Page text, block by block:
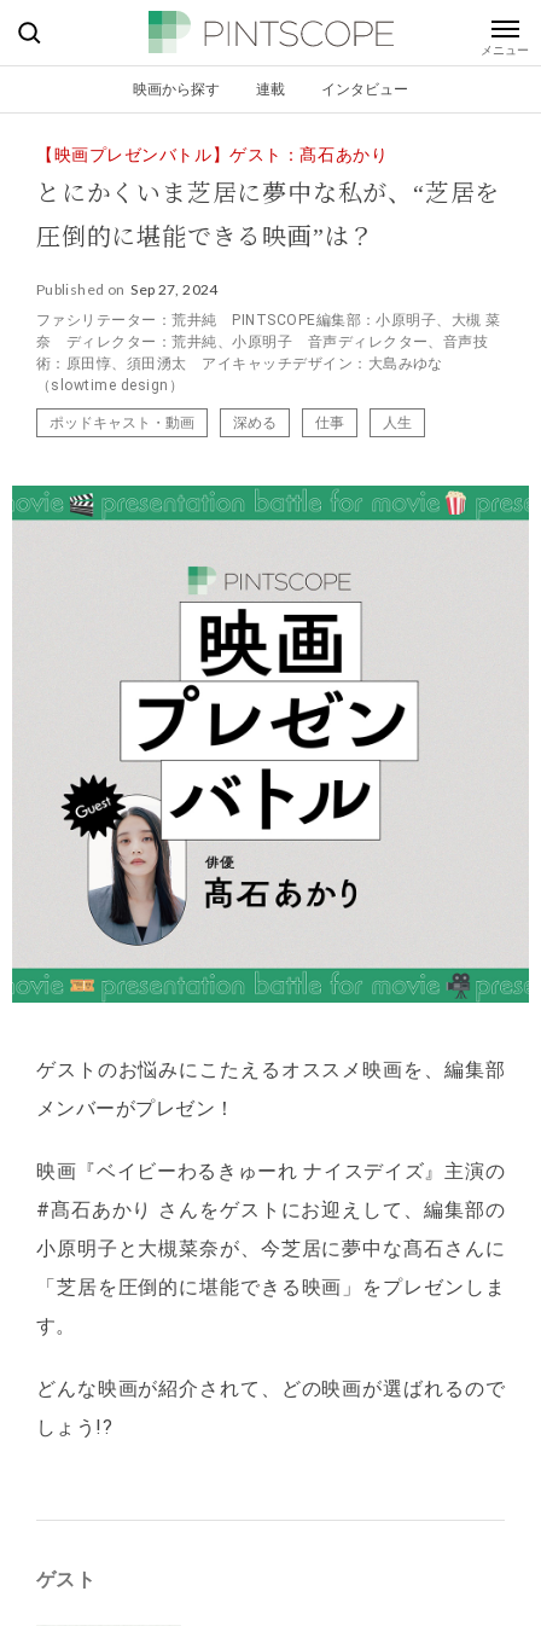
映画から探す 連載 インタビュー
【映画プレゼンバトル】ゲスト：髙石あかり
とにかくいま芝居に夢中な私が、“芝居を
圧倒的に堪能できる映画”は？
Published on Sep 27, 2024
ファシリテーター：荒井純 PINTSCOPE編集部：小原明子、大槻 菜
奈 ディレクター：荒井純、小原明子 音声ディレクター、音声技
術：原田惇、須田湧太 アイキャッチデザイン：大島みゆな
（slowtime design）
ポッドキャスト・動画 深める 仕事 人生
ゲストのお悩みにこたえるオススメ映画を、編集部
メンバーがプレゼン！
映画『ベイビーわるきゅーれ ナイスデイズ』主演の
#髙石あかり さんをゲストにお迎えして、編集部の
小原明子と大槻菜奈が、今芝居に夢中な髙石さんに
「芝居を圧倒的に堪能できる映画」をプレゼンしま
す。
どんな映画が紹介されて、どの映画が選ばれるので
しょう!?
ゲスト